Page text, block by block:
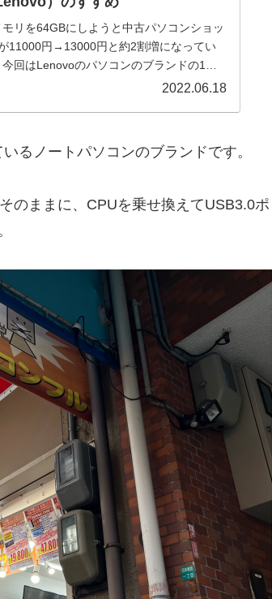
リを64GBにしようと中古パソコンショッ
11000円→13000円と約2割増になってい
回はLenovoのパソコンのブランドの1
2022.06.18
るノートパソコンのブランドです。
のままに、CPUを乗せ換えてUSB3.0ポ